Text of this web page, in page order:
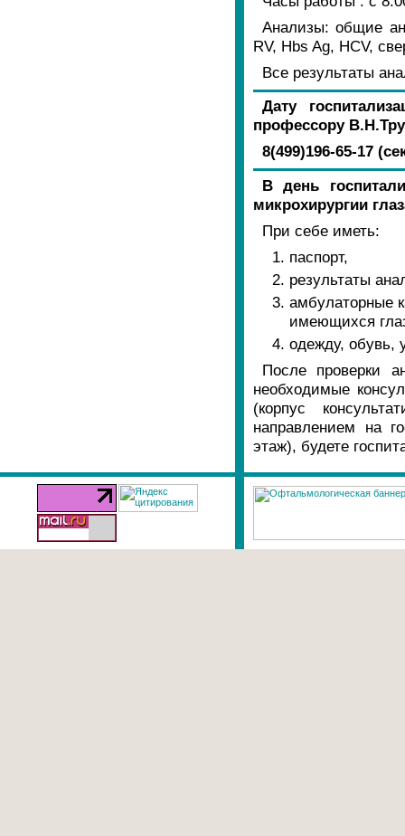
Анализы: общие
RV, Hbs Ag, HCV,
Все результаты
Дату
профессору
8(499)196-65-17
В день
микрохирургии
При себе иметь:
паспорт,
результаты
амбулаторные
имеющихся
одежду, обувь,
После проверки
необходимые
(корпус
направлением на
этаж), будете